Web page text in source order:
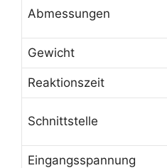
Abmessungen
Gewicht
Reaktionszeit
Schnittstelle
Eingangsspannung